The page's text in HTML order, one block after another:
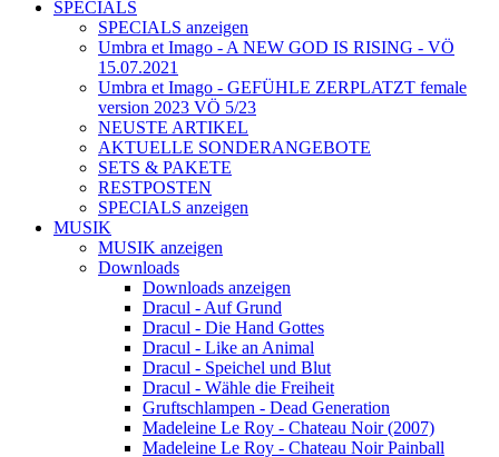
SPECIALS
SPECIALS anzeigen
Umbra et Imago - A NEW GOD IS RISING - VÖ
15.07.2021
Umbra et Imago - GEFÜHLE ZERPLATZT female
version 2023 VÖ 5/23
NEUSTE ARTIKEL
AKTUELLE SONDERANGEBOTE
SETS & PAKETE
RESTPOSTEN
SPECIALS anzeigen
MUSIK
MUSIK anzeigen
Downloads
Downloads anzeigen
Dracul - Auf Grund
Dracul - Die Hand Gottes
Dracul - Like an Animal
Dracul - Speichel und Blut
Dracul - Wähle die Freiheit
Gruftschlampen - Dead Generation
Madeleine Le Roy - Chateau Noir (2007)
Madeleine Le Roy - Chateau Noir Painball